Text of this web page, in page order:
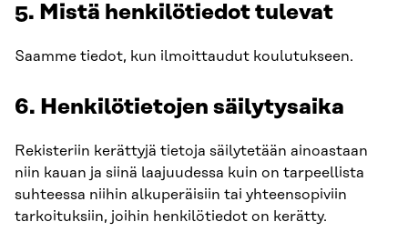
5. Mistä henkilötiedot tulevat
Saamme tiedot, kun ilmoittaudut koulutukseen.
6. Henkilötietojen säilytysaika
Rekisteriin kerättyjä tietoja säilytetään ainoastaan
niin kauan ja siinä laajuudessa kuin on tarpeellista
suhteessa niihin alkuperäisiin tai yhteensopiviin
tarkoituksiin, joihin henkilötiedot on kerätty.